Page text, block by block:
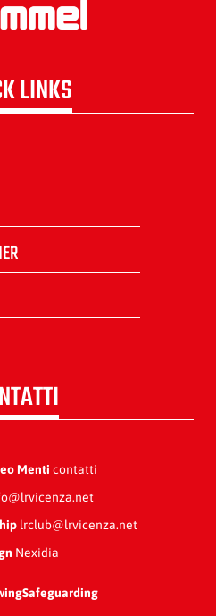
LINKS
Menti contatti
lrclub@lrvicenza.net
Nexidia
Safeguarding